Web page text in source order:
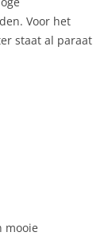
Voor het
staat al paraat
mooie